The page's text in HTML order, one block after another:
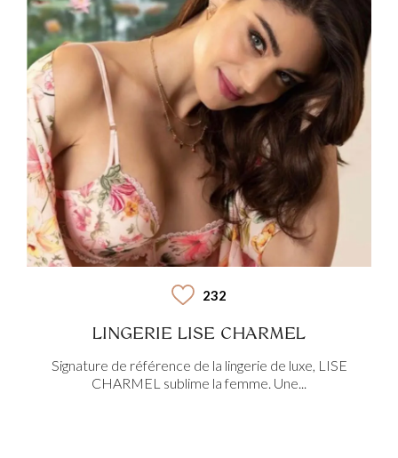
232
LINGERIE LISE CHARMEL
Signature de référence de la lingerie de luxe, LISE
CHARMEL sublime la femme. Une...